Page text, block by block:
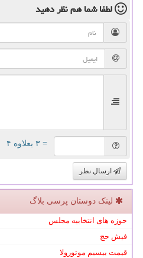
لطفا شما همنظر دهید
= ۳ بعلاوه ۴
ارسال نظر
لینک دوستان پرسی بلاگ
حوزه های انتخابیه مجلس
فیش حج
قیمت بیسیم موتورولا